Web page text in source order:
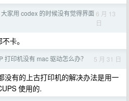
大家用 codex 的时候没有觉得界面 6 月 13
日
卡。
打印机没有 mac 驱动怎么办？ 5 月 31 日
没有的上古打印机的解决办法是用一
使用的.